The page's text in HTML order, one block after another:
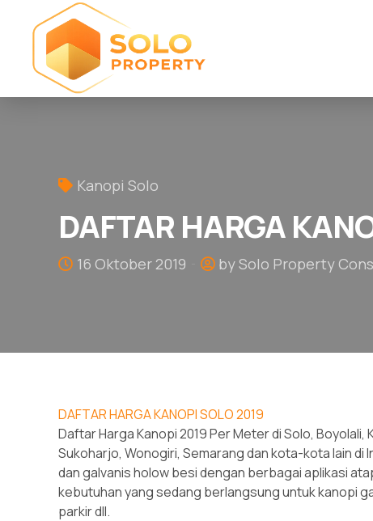
Kanopi Solo
DAFTAR HARGA
16 Oktober 2019 by Solo Property
DAFTAR HARGA KANOPI SOLO 2019
Daftar Harga Kanopi 2019 Per Meter di Solo,
Sukoharjo, Wonogiri, Semarang dan kota-kota lain
dan galvanis holow besi dengan berbagai aplikasi
kebutuhan yang sedang berlangsung untuk kanopi
parkir dll.